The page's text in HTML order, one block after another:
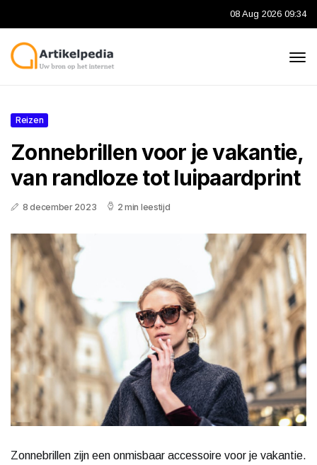
08 Aug 2026 09:34
Reizen
Zonnebrillen voor je vakantie,
van randloze tot luipaardprint
8 december 2023 2 min leestijd
Zonnebrillen zijn een onmisbaar accessoire voor je vakantie.